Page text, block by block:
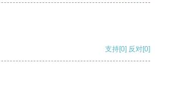
支持[0] 反对[0]